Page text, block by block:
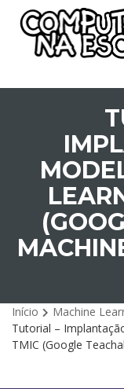
content
Início
Machine
Tutorial –
TMIC (Google